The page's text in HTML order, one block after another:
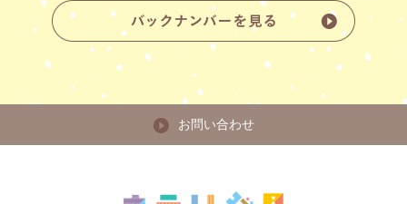
お問い合わせ